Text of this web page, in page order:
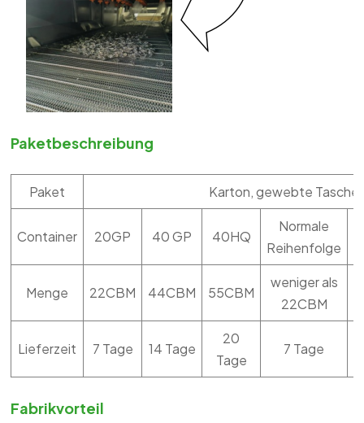
Paketbeschreibung
Paket Karton, gewebte
Container 20GP 40 GP 40HQ
Normale
Reihenfolge
Menge 22CBM 44CBM 55CBM
weniger als
22CBM
Lieferzeit 7 Tage 14 Tage
20
Tage
7 Tage
Fabrikvorteil